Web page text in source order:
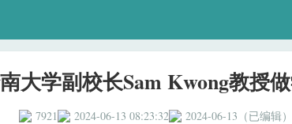
大学副校长Sam Kwong教授
7921 2024-06-13 08:23:32 2024-06-13（已编辑）